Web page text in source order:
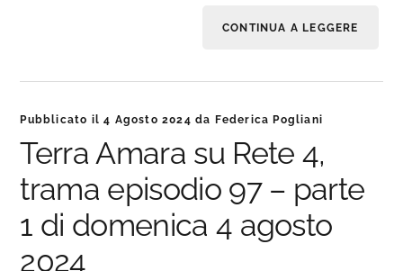
CONTINUA A LEGGERE
Pubblicato il4 Agosto 2024 da Federica Pogliani
Terra Amara su Rete 4,
trama episodio 97 – parte
1 di domenica 4 agosto
2024